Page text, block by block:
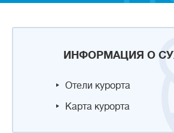
ИНФОРМАЦИЯ О
Отели курорта
Карта курорта